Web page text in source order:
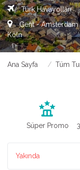
Türk Havayolları
Gent - Amsterdam
Köln
Ana Sayfa Tüm
Süper Promo
Yakında